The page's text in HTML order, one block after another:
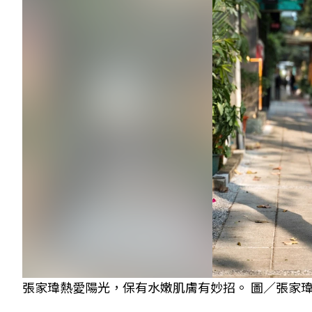
張家瑋熱愛陽光，保有水嫩肌膚有妙招。 圖／張家